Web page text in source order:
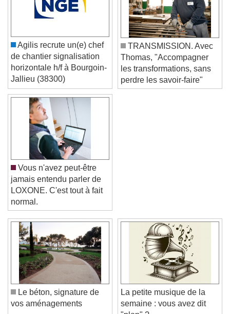
Video Player is loading.
Play Video
Play
Skip Backward
Skip Forward
Unmute
Current Time0:00
/
Agilis recrute un(e) chef
de chantier signalisation
horizontale h/f à Bourgoin-
Jallieu (38300)
TRANSMISSION. Avec
Thomas, "Accompagner
les transformations, sans
perdre les savoir-faire"
Vous n'avez peut-être
jamais entendu parler de
LOXONE. C'est tout à fait
normal.
Le béton, signature de
La petite musique de la
semaine : vous avez dit